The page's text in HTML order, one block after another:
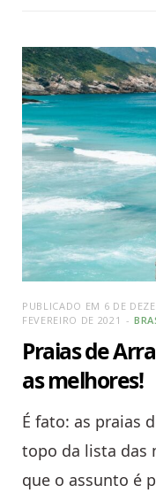
PUBLICADO EM 6 DE
FEVEREIRO DE 2021
Praias de
as melhores!
É fato: as praias
topo da lista das
que o assunto é